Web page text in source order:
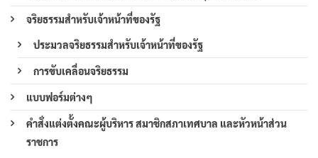
จริยธรรมสำหรับเจ้าหน้าที่ของรัฐ
ประมวลจริยธรรมสำหรับเจ้าหน้าที่ของรัฐ
การขับเคลื่อนจริยธรรม
แบบฟอร์มต่างๆ
คำสั่งแต่งตั้งคณะผู้บริหาร สมาชิกสภาเทศบาล และหัวหน้าส่วน
ราชการ